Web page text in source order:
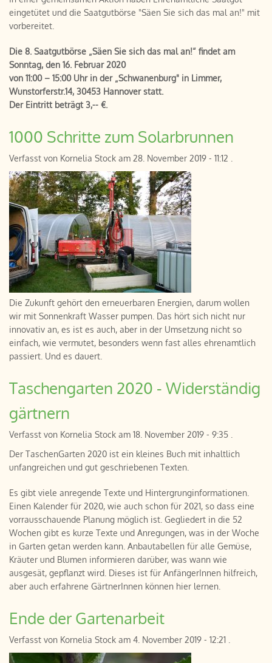
eingetütet und die Saatgutbörse "Säen Sie sich das mal an!" mit
vorbereitet.
Die 8. Saatgutbörse „Säen Sie sich das mal an!“ findet am
Sonntag, den 16. Februar 2020
von 11:00 – 15:00 Uhr in der „Schwanenburg" in Limmer,
Wunstorferstr.14, 30453 Hannover statt.
Der Eintritt beträgt 3,-- €.
1000 Schritte zum Solarbrunnen
Verfasst von Kornelia Stock am 28. November 2019 - 11:12
Die Zukunft gehört den erneuerbaren Energien, darum wollen
wir mit Sonnenkraft Wasser pumpen. Das hört sich nicht nur
innovativ an, es ist es auch, aber in der Umsetzung nicht so
einfach, wie vermutet, besonders wenn fast alles ehrenamtlich
passiert. Und es dauert.
Taschengarten 2020 - Widerständig
gärtnern
Verfasst von Kornelia Stock am 18. November 2019 - 9:35
Der TaschenGarten 2020 ist ein kleines Buch mit inhaltlich
unfangreichen und gut geschriebenen Texten.
Es gibt viele anregende Texte und Hintergrunginformationen.
Einen Kalender für 2020, wie auch schon für 2021, so dass eine
vorrausschauende Planung möglich ist. Gegliedert in die 52
Wochen gibt es kurze Texte und Anregungen, was in der Woche
in Garten getan werden kann. Anbautabellen für alle Gemüse,
Kräuter und Blumen informieren darüber, was wann wie
ausgesät, gepflanzt wird. Dieses ist für AnfängerInnen hilfreich,
aber auch erfahrene GärtnerInnen können hier lernen.
Ende der Gartenarbeit
Verfasst von Kornelia Stock am 4. November 2019 - 12:21